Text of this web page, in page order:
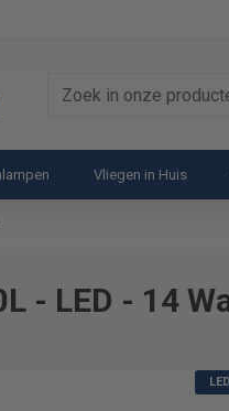
Zoek
producten...Vliegen in Huis
- LED - 14
LED